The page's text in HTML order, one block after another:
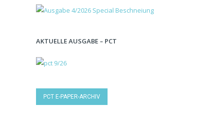
AKTUELLE AUSGABE – PCT
PCT E-PAPER-ARCHIV